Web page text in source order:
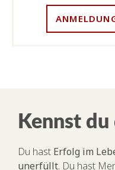
Kennst du
Du hast Erfolg im
unerfüllt. Du hast